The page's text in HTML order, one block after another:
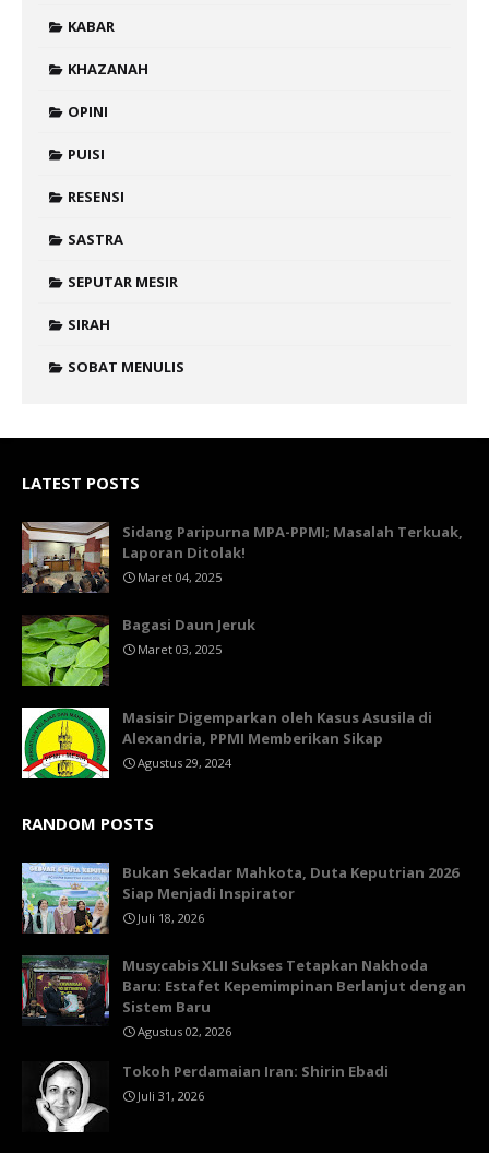
KABAR
KHAZANAH
OPINI
PUISI
RESENSI
SASTRA
SEPUTAR MESIR
SIRAH
SOBAT MENULIS
LATEST POSTS
Sidang Paripurna MPA-PPMI; Masalah Terkuak,
Laporan Ditolak!
Maret 04, 2025
Bagasi Daun Jeruk
Maret 03, 2025
Masisir Digemparkan oleh Kasus Asusila di
Alexandria, PPMI Memberikan Sikap
Agustus 29, 2024
RANDOM POSTS
Bukan Sekadar Mahkota, Duta Keputrian 2026
Siap Menjadi Inspirator
Juli 18, 2026
Musycabis XLII Sukses Tetapkan Nakhoda
Baru: Estafet Kepemimpinan Berlanjut dengan
Sistem Baru
Agustus 02, 2026
Tokoh Perdamaian Iran: Shirin Ebadi
Juli 31, 2026